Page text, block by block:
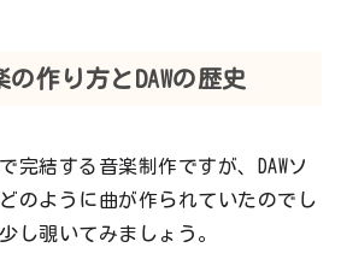
作り方とDAWの歴史
完結する音楽制作ですが、DAWソ
のように曲が作られていたのでし
し覗いてみましょう。